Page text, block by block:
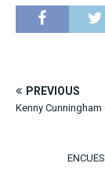
PREVIOUS
Kenny